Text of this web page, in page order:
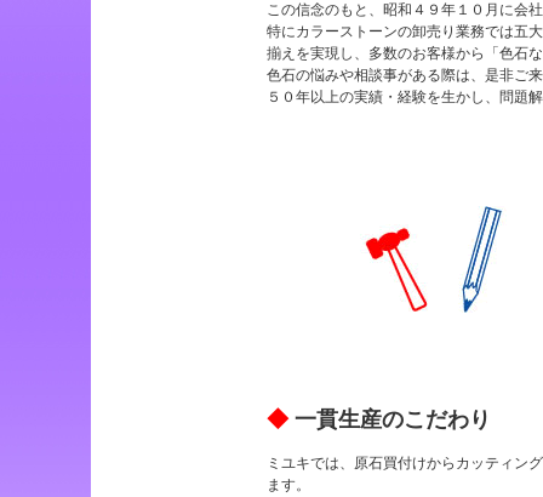
この信念のもと、昭和４９年１０月に会
特にカラーストーンの卸売り業務では五
揃えを実現し、多数のお客様から「色石
色石の悩みや相談事がある際は、是非ご
５０年以上の実績・経験を生かし、問題
◆一貫生産のこだわり
ミユキでは、原石買付けからカッティン
ます。